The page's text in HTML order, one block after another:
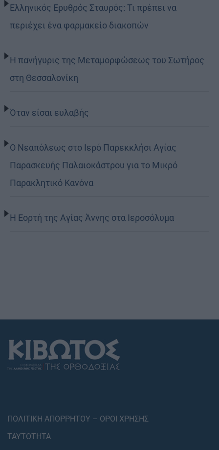
Ελληνικός Ερυθρός Σταυρός: Τι πρέπει να
περιέχει ένα φαρμακείο διακοπών
Η πανήγυρις της Μεταμορφώσεως του Σωτήρος
στη Θεσσαλονίκη
Όταν είσαι ευλαβής
Ο Νεαπόλεως στο Ιερό Παρεκκλήσι Αγίας
Παρασκευής Παλαιοκάστρου για το Μικρό
Παρακλητικό Κανόνα
Η Εορτή της Αγίας Άννης στα Ιεροσόλυμα
ΠΟΛΙΤΙΚΗ ΑΠΟΡΡΗΤΟΥ – ΟΡΟΙ ΧΡΗΣΗΣ
ΤΑΥΤΟΤΗΤΑ